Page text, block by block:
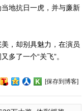
地抗日一虎，并与廉新
，却别具魅力，在演员
多了一个“关飞”。
[保存到博客]